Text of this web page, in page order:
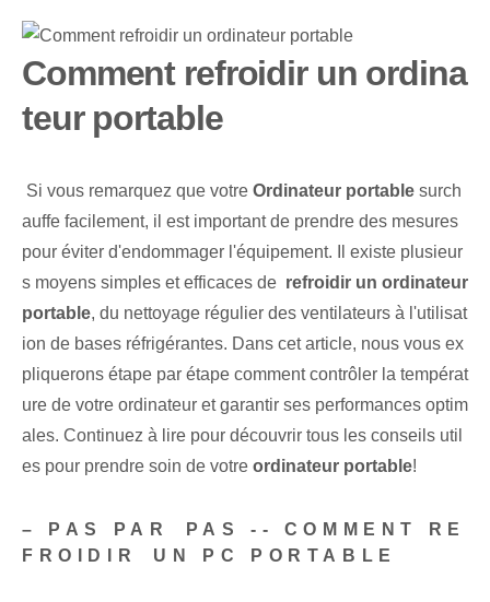
Comment refroidir un ordina
teur portable
​ Si vous remarquez que ‌votre Ordinateur portable surch
auffe facilement, il est important de prendre des mesures
pour éviter d'endommager l'équipement. Il existe plusieur
s moyens simples et efficaces de ⁣ refroidir un ordinateur
portable, du nettoyage régulier des ventilateurs à l'utilisat
ion de bases réfrigérantes. Dans cet article, nous vous ex
pliquerons étape par étape comment contrôler la températ
ure de votre ordinateur et garantir ses performances optim
ales. ‌Continuez à lire pour ‍découvrir⁣ tous les conseils util
es pour prendre soin⁤ de votre ordinateur portable!
– ‌PAS‍ PAR ⁣PAS -- COMMENT RE
FROIDIR⁤ UN PC PORTABLE